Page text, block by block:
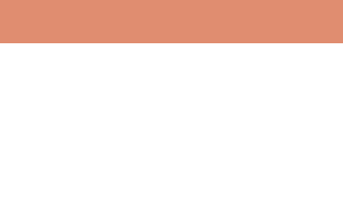
direct